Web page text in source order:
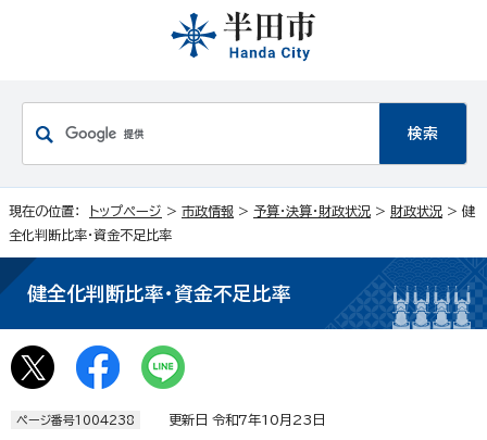
現在の位置： トップページ > 市政情報 > 予算・決算・財政状況 > 財政状況 > 健
全化判断比率・資金不足比率
健全化判断比率・資金不足比率
ページ番号1004238 更新日 令和7年10月23日